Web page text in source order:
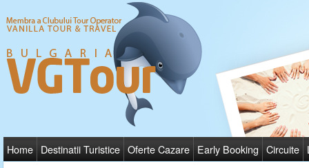
Home Destinatii Turistice Oferte Cazare Early Booking Circuite